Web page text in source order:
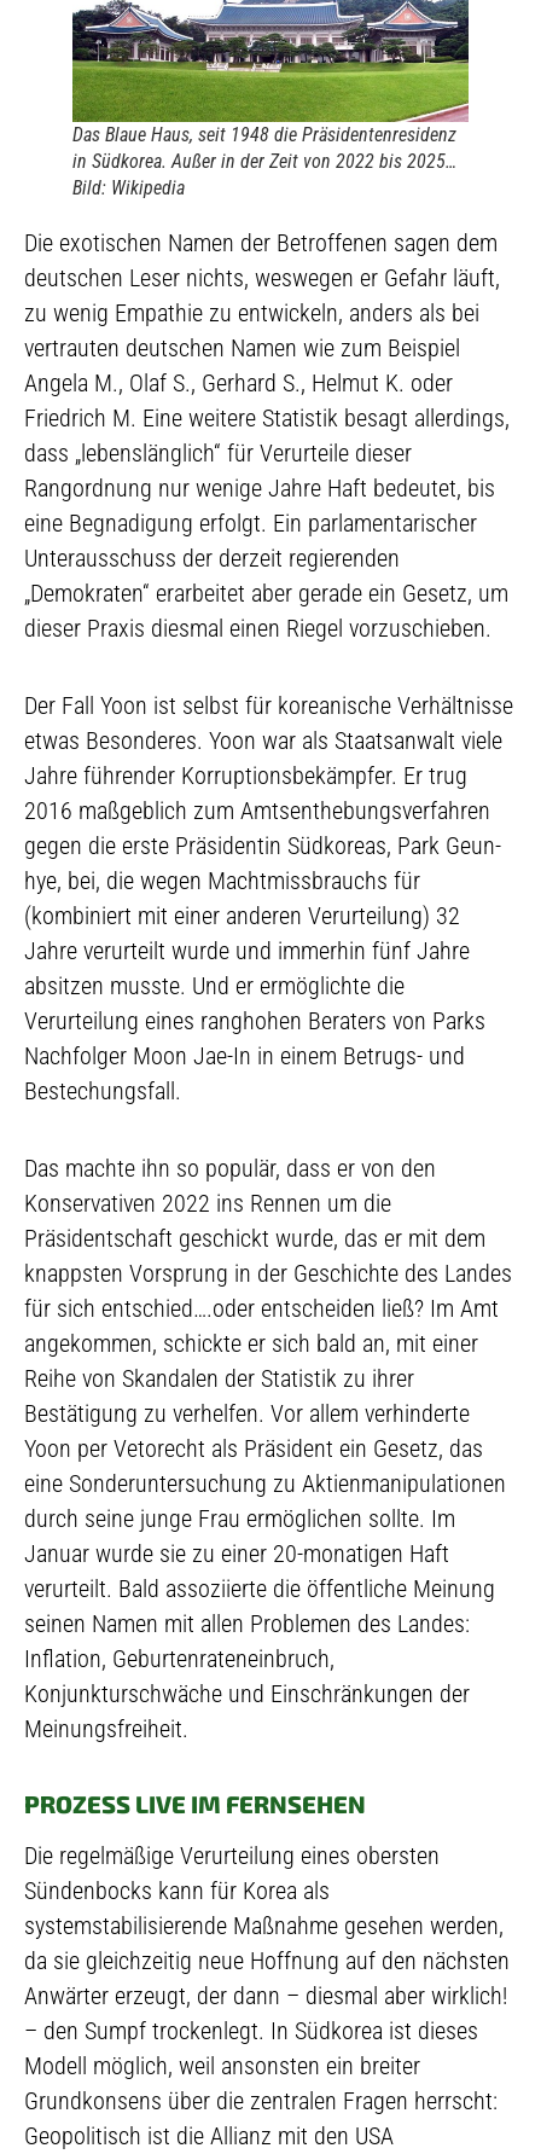
Das Blaue Haus, seit 1948 die Präsidentenresidenz
in Südkorea. Außer in der Zeit von 2022 bis 2025…
Bild: Wikipedia
Die exotischen Namen der Betroffenen sagen dem
deutschen Leser nichts, weswegen er Gefahr läuft,
zu wenig Empathie zu entwickeln, anders als bei
vertrauten deutschen Namen wie zum Beispiel
Angela M., Olaf S., Gerhard S., Helmut K. oder
Friedrich M. Eine weitere Statistik besagt allerdings,
dass „lebenslänglich“ für Verurteile dieser
Rangordnung nur wenige Jahre Haft bedeutet, bis
eine Begnadigung erfolgt. Ein parlamentarischer
Unterausschuss der derzeit regierenden
„Demokraten“ erarbeitet aber gerade ein Gesetz, um
dieser Praxis diesmal einen Riegel vorzuschieben.
Der Fall Yoon ist selbst für koreanische Verhältnisse
etwas Besonderes. Yoon war als Staatsanwalt viele
Jahre führender Korruptionsbekämpfer. Er trug
2016 maßgeblich zum Amtsenthebungsverfahren
gegen die erste Präsidentin Südkoreas, Park Geun-
hye, bei, die wegen Machtmissbrauchs für
(kombiniert mit einer anderen Verurteilung) 32
Jahre verurteilt wurde und immerhin fünf Jahre
absitzen musste. Und er ermöglichte die
Verurteilung eines ranghohen Beraters von Parks
Nachfolger Moon Jae-In in einem Betrugs- und
Bestechungsfall.
Das machte ihn so populär, dass er von den
Konservativen 2022 ins Rennen um die
Präsidentschaft geschickt wurde, das er mit dem
knappsten Vorsprung in der Geschichte des Landes
für sich entschied….oder entscheiden ließ? Im Amt
angekommen, schickte er sich bald an, mit einer
Reihe von Skandalen der Statistik zu ihrer
Bestätigung zu verhelfen. Vor allem verhinderte
Yoon per Vetorecht als Präsident ein Gesetz, das
eine Sonderuntersuchung zu Aktienmanipulationen
durch seine junge Frau ermöglichen sollte. Im
Januar wurde sie zu einer 20-monatigen Haft
verurteilt. Bald assoziierte die öffentliche Meinung
seinen Namen mit allen Problemen des Landes:
Inflation, Geburtenrateneinbruch,
Konjunkturschwäche und Einschränkungen der
Meinungsfreiheit.
PROZESS LIVE IM FERNSEHEN
Die regelmäßige Verurteilung eines obersten
Sündenbocks kann für Korea als
systemstabilisierende Maßnahme gesehen werden,
da sie gleichzeitig neue Hoffnung auf den nächsten
Anwärter erzeugt, der dann – diesmal aber wirklich!
– den Sumpf trockenlegt. In Südkorea ist dieses
Modell möglich, weil ansonsten ein breiter
Grundkonsens über die zentralen Fragen herrscht:
Geopolitisch ist die Allianz mit den USA